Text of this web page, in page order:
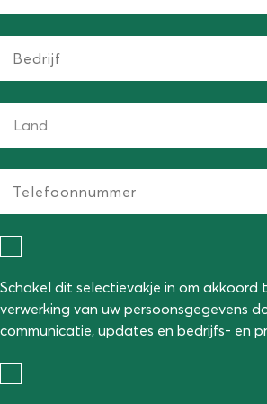
Schakel dit selectievakje in om akkoord
verwerking van uw persoonsgegevens
communicatie, updates en bedrijfs- en